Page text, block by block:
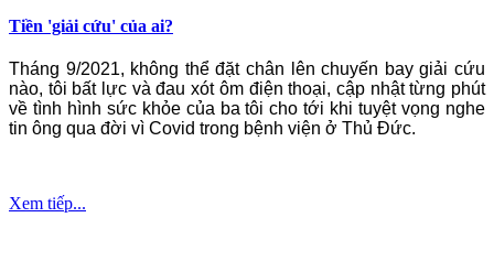
Tiền 'giải cứu' của ai?
Tháng 9/2021, không thể đặt chân lên chuyến bay giải cứu
nào, tôi bất lực và đau xót ôm điện thoại, cập nhật từng phút
về tình hình sức khỏe của ba tôi cho tới khi tuyệt vọng nghe
tin ông qua đời vì Covid trong bệnh viện ở Thủ Đức.
Xem tiếp...